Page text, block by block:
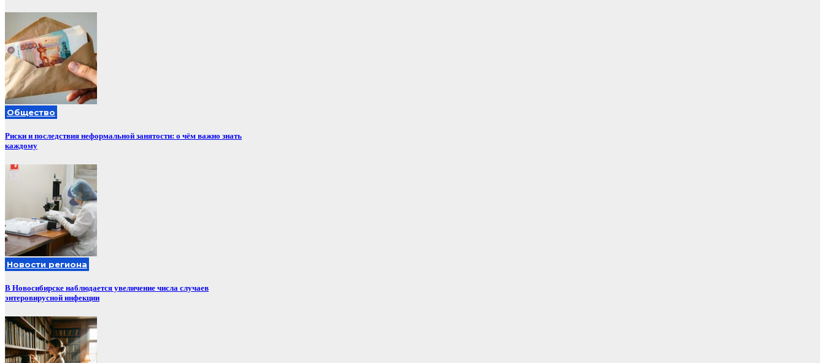
Общество
Риски и последствия неформальной занятости: о чём важно знать
каждому
Новости региона
В Новосибирске наблюдается увеличение числа случаев
энтеровирусной инфекции